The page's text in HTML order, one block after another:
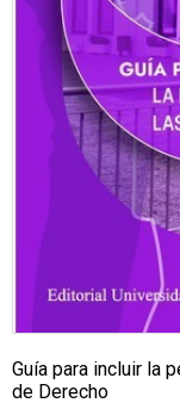
Guía para incluir la
de Derecho